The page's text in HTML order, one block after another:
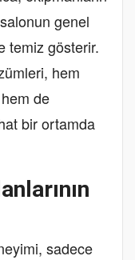
genel
temiz gösterir.
hem
hem de
bir ortamda
sadece